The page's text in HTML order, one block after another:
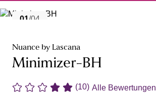
01 /04
Nuance by Lascana
Minimizer-BH
(10) Alle Bewertungen